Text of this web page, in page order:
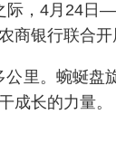
际，4月24日
商银行联合
里。蜿蜒盘
成长的力量。